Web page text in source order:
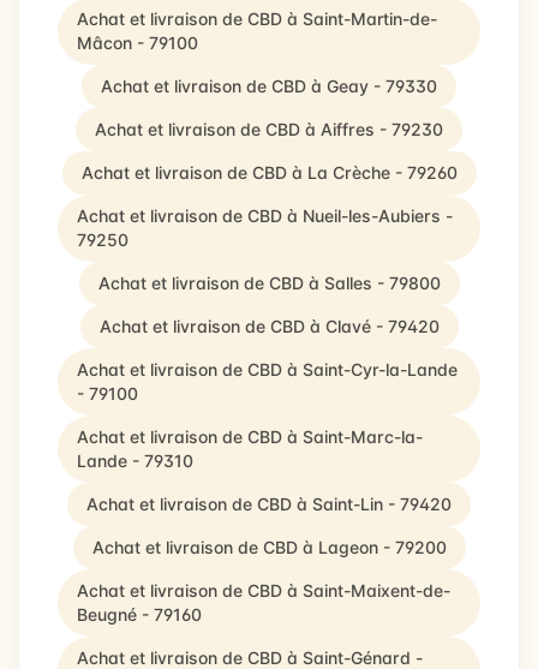
Achat et livraison de CBD à Saint-Martin-de-
Mâcon - 79100
Achat et livraison de CBD à Geay - 79330
Achat et livraison de CBD à Aiffres - 79230
Achat et livraison de CBD à La Crèche - 79260
Achat et livraison de CBD à Nueil-les-Aubiers -
79250
Achat et livraison de CBD à Salles - 79800
Achat et livraison de CBD à Clavé - 79420
Achat et livraison de CBD à Saint-Cyr-la-Lande
- 79100
Achat et livraison de CBD à Saint-Marc-la-
Lande - 79310
Achat et livraison de CBD à Saint-Lin - 79420
Achat et livraison de CBD à Lageon - 79200
Achat et livraison de CBD à Saint-Maixent-de-
Beugné - 79160
Achat et livraison de CBD à Saint-Génard -